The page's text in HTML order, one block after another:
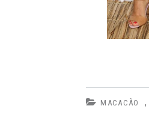
MACACÃO ,